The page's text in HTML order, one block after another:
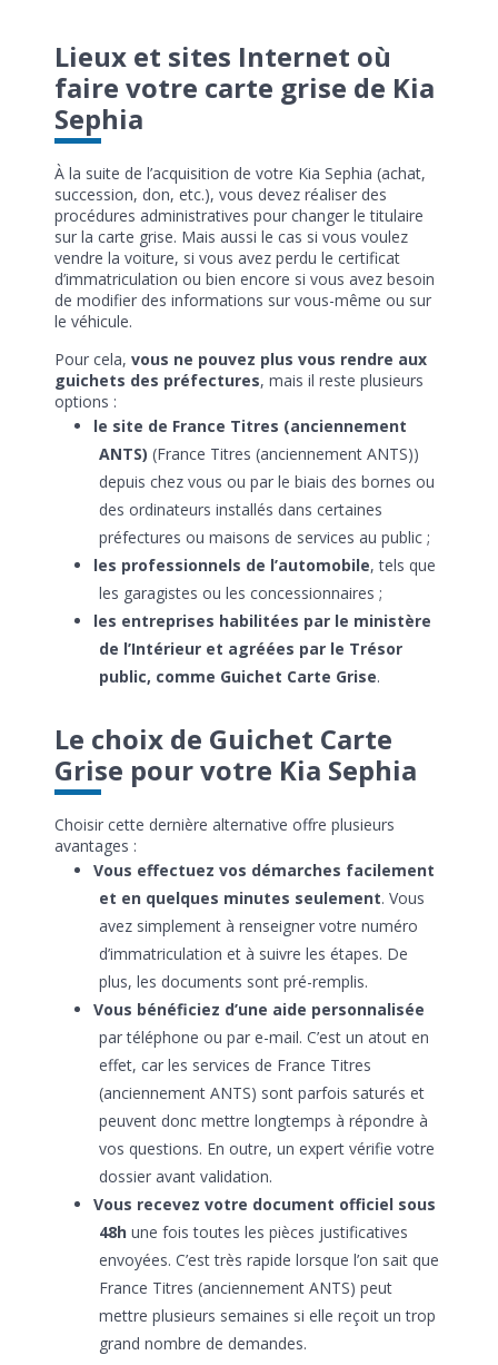
Lieux et sites Internet où
faire votre carte grise de Kia
Sephia
À la suite de l’acquisition de votre Kia Sephia (achat,
succession, don, etc.), vous devez réaliser des
procédures administratives pour changer le titulaire
sur la carte grise. Mais aussi le cas si vous voulez
vendre la voiture, si vous avez perdu le certificat
d’immatriculation ou bien encore si vous avez besoin
de modifier des informations sur vous-même ou sur
le véhicule.
Pour cela, vous ne pouvez plus vous rendre aux
guichets des préfectures, mais il reste plusieurs
options :
le site de France Titres (anciennement
ANTS) (France Titres (anciennement ANTS))
depuis chez vous ou par le biais des bornes ou
des ordinateurs installés dans certaines
préfectures ou maisons de services au public ;
les professionnels de l’automobile, tels que
les garagistes ou les concessionnaires ;
les entreprises habilitées par le ministère
de l’Intérieur et agréées par le Trésor
public, comme Guichet Carte Grise.
Le choix de Guichet Carte
Grise pour votre Kia Sephia
Choisir cette dernière alternative offre plusieurs
avantages :
Vous effectuez vos démarches facilement
et en quelques minutes seulement. Vous
avez simplement à renseigner votre numéro
d’immatriculation et à suivre les étapes. De
plus, les documents sont pré-remplis.
Vous bénéficiez d’une aide personnalisée
par téléphone ou par e-mail. C’est un atout en
effet, car les services de France Titres
(anciennement ANTS) sont parfois saturés et
peuvent donc mettre longtemps à répondre à
vos questions. En outre, un expert vérifie votre
dossier avant validation.
Vous recevez votre document officiel sous
48hune fois toutes les pièces justificatives
envoyées. C’est très rapide lorsque l’on sait que
France Titres (anciennement ANTS) peut
mettre plusieurs semaines si elle reçoit un trop
grand nombre de demandes.